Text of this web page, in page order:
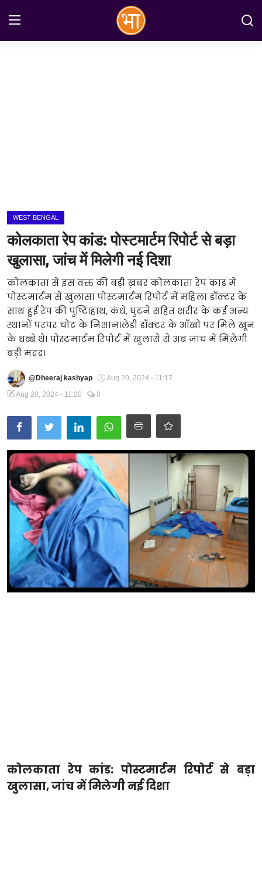
जानकारियाँ
Technology
RSS-संघ
WEST BENGAL
कोलकाता रेप कांड: पोस्टमार्टम रिपोर्ट से बड़ा
खुलासा, जांच में मिलेगी नई दिशा
कोलकाता से इस वक्त की बड़ी ख़बर कोलकाता रेप कांड में
पोस्टमार्टम से खुलासा पोस्टमार्टम रिपोर्ट में महिला डॉक्टर के
साथ हुई रेप की पुष्टि।हाथ, कंधे, घुटने सहित शरीर के कई अन्य
स्थानों परपर चोट के निशान।लेडी डॉक्टर के आँखो पर मिले खून
के धब्बे थे। पोस्टमार्टम रिपोर्ट में खुलासे से अब जांच में मिलेगी
बड़ी मदद।
@Dheeraj kashyap
Aug 20, 2024 - 11:17
Aug 20, 2024 - 11:20
0
कोलकाता रेप कांड: पोस्टमार्टम रिपोर्ट से बड़ा
खुलासा, जांच में मिलेगी नई दिशा